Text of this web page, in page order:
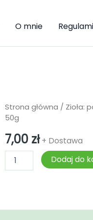
O mnie
Strona główna / Zioła:
50g
7,00 zł + Dostawa
ilość
Tasznik
-
ziele
50g
Dodaj do